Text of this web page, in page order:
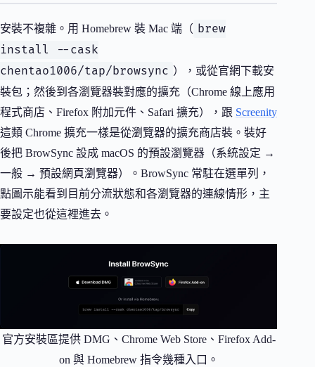
安裝不複雜。用 Homebrew 裝 Mac 端（ brew
install --cask
chentao1006/tap/browsync ），或從官網下載安
裝包；然後到各瀏覽器裝對應的擴充（Chrome 線上應用
程式商店、Firefox 附加元件、Safari 擴充），跟 Screenity
這類 Chrome 擴充一樣是從瀏覽器的擴充商店裝。裝好
後把 BrowSync 設成 macOS 的預設瀏覽器（系統設定 →
一般 → 預設網頁瀏覽器）。BrowSync 常駐在選單列，
點圖示能看到目前分流狀態和各瀏覽器的連線情形，主
要設定也從這裡進去。
官方安裝區提供 DMG、Chrome Web Store、Firefox Add-
on 與 Homebrew 指令幾種入口。